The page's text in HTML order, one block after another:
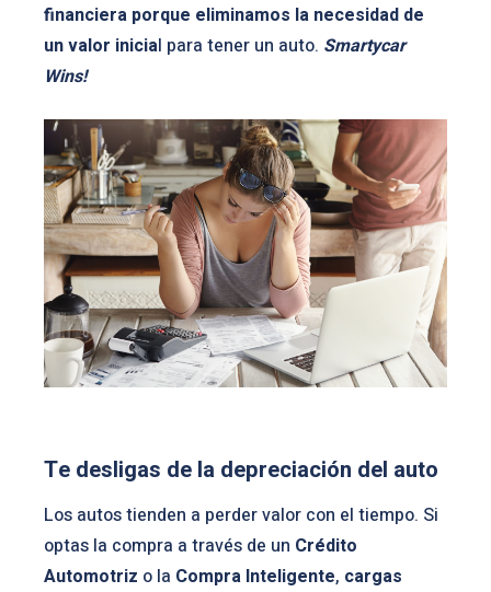
financiera porque eliminamos la necesidad de
un valor inicial para tener un auto. Smartycar
Wins!
Te desligas de la depreciación del auto
Los autos tienden a perder valor con el tiempo. Si
optas la compra a través de un Crédito
Automotriz o la Compra Inteligente, cargas